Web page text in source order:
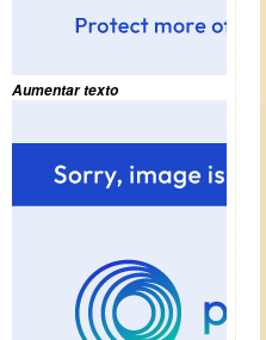
Aumentar texto